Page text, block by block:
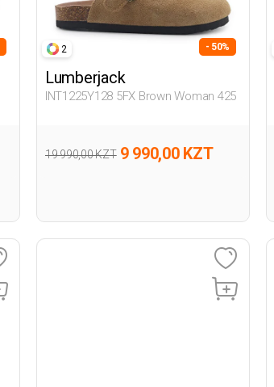
2 - 50%
Lumberjack
INT1225Y128 5FX Brown Woman 425
19 990,00 KZT 9 990,00 KZT